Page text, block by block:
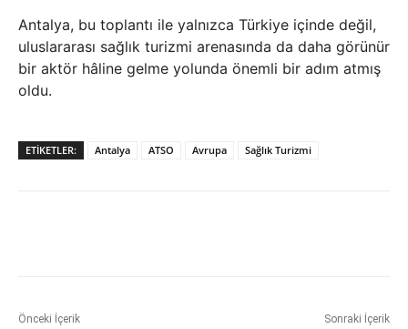
Antalya, bu toplantı ile yalnızca Türkiye içinde değil,
uluslararası sağlık turizmi arenasında da daha görünür
bir aktör hâline gelme yolunda önemli bir adım atmış
oldu.
ETIKETLER: Antalya ATSO Avrupa Sağlık Turizmi
Önceki İçerik Sonraki İçerik